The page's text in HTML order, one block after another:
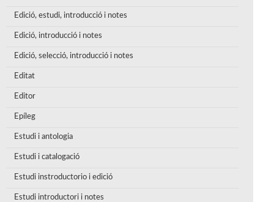
Edició, estudi, introducció i notes
Edició, introducció i notes
Edició, selecció, introducció i notes
Editat
Editor
Epíleg
Estudi i antologia
Estudi i catalogació
Estudi instroductorio i edició
Estudi introductori i notes